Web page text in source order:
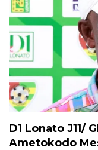
D1 Lonato J11/
Ametokodo